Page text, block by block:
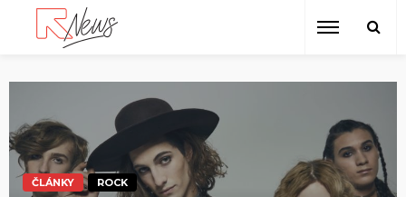
ČLÁNKY ROCK